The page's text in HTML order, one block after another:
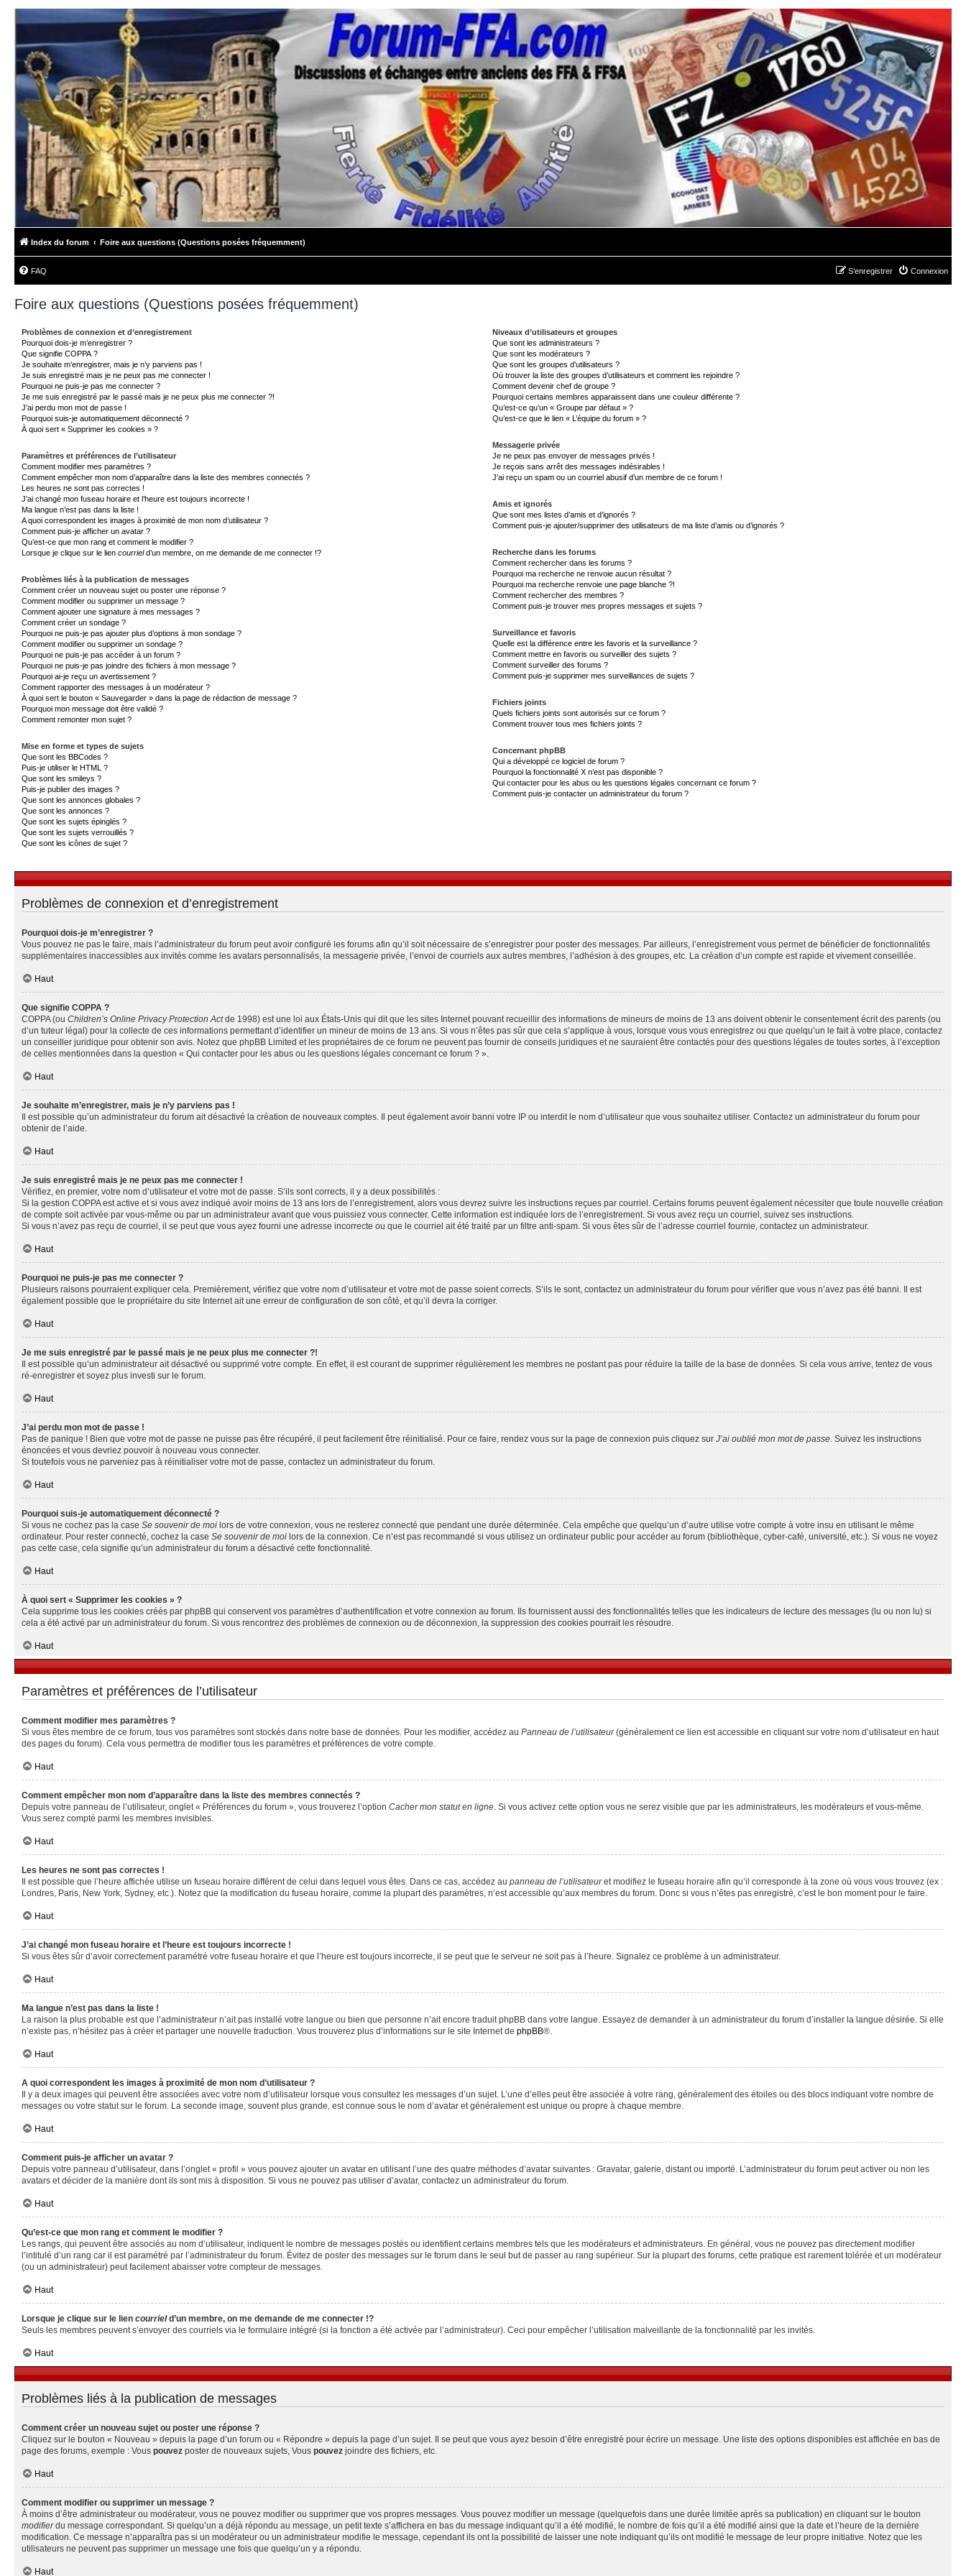
Index du forum Foire aux questions (Questions posées fréquemment)
FAQ Connexion
S’enregistrer
Foire aux questions (Questions posées fréquemment)
Problèmes de connexion et d’enregistrement
Pourquoi dois-je m’enregistrer ?
Que signifie COPPA ?
Je souhaite m’enregistrer, mais je n’y parviens pas !
Je suis enregistré mais je ne peux pas me connecter !
Pourquoi ne puis-je pas me connecter ?
Je me suis enregistré par le passé mais je ne peux plus me connecter ?!
J’ai perdu mon mot de passe !
Pourquoi suis-je automatiquement déconnecté ?
À quoi sert « Supprimer les cookies » ?
Paramètres et préférences de l’utilisateur
Comment modifier mes paramètres ?
Comment empêcher mon nom d’apparaître dans la liste des membres connectés ?
Les heures ne sont pas correctes !
J’ai changé mon fuseau horaire et l’heure est toujours incorrecte !
Ma langue n’est pas dans la liste !
A quoi correspondent les images à proximité de mon nom d’utilisateur ?
Comment puis-je afficher un avatar ?
Qu’est-ce que mon rang et comment le modifier ?
Lorsque je clique sur le lien courrield’un membre, on me demande de me connecter !?
Problèmes liés à la publication de messages
Comment créer un nouveau sujet ou poster une réponse ?
Comment modifier ou supprimer un message ?
Comment ajouter une signature à mes messages ?
Comment créer un sondage ?
Pourquoi ne puis-je pas ajouter plus d’options à mon sondage ?
Comment modifier ou supprimer un sondage ?
Pourquoi ne puis-je pas accéder à un forum ?
Pourquoi ne puis-je pas joindre des fichiers à mon message ?
Pourquoi ai-je reçu un avertissement ?
Comment rapporter des messages à un modérateur ?
À quoi sert le bouton « Sauvegarder » dans la page de rédaction de message ?
Pourquoi mon message doit être validé ?
Comment remonter mon sujet ?
Mise en forme et types de sujets
Que sont les BBCodes ?
Puis-je utiliser le HTML ?
Que sont les smileys ?
Puis-je publier des images ?
Que sont les annonces globales ?
Que sont les annonces ?
Que sont les sujets épinglés ?
Que sont les sujets verrouillés ?
Que sont les icônes de sujet ?
Niveaux d’utilisateurs et groupes
Que sont les administrateurs ?
Que sont les modérateurs ?
Que sont les groupes d’utilisateurs ?
Où trouver la liste des groupes d’utilisateurs et comment les rejoindre ?
Comment devenir chef de groupe ?
Pourquoi certains membres apparaissent dans une couleur différente ?
Qu’est-ce qu’un « Groupe par défaut » ?
Qu’est-ce que le lien « L’équipe du forum » ?
Messagerie privée
Je ne peux pas envoyer de messages privés !
Je reçois sans arrêt des messages indésirables !
J’ai reçu un spam ou un courriel abusif d’un membre de ce forum !
Amis et ignorés
Que sont mes listes d’amis et d’ignorés ?
Comment puis-je ajouter/supprimer des utilisateurs de ma liste d’amis ou d’ignorés ?
Recherche dans les forums
Comment rechercher dans les forums ?
Pourquoi ma recherche ne renvoie aucun résultat ?
Pourquoi ma recherche renvoie une page blanche ?!
Comment rechercher des membres ?
Comment puis-je trouver mes propres messages et sujets ?
Surveillance et favoris
Quelle est la différence entre les favoris et la surveillance ?
Comment mettre en favoris ou surveiller des sujets ?
Comment surveiller des forums ?
Comment puis-je supprimer mes surveillances de sujets ?
Fichiers joints
Quels fichiers joints sont autorisés sur ce forum ?
Comment trouver tous mes fichiers joints ?
Concernant phpBB
Qui a développé ce logiciel de forum ?
Pourquoi la fonctionnalité X n’est pas disponible ?
Qui contacter pour les abus ou les questions légales concernant ce forum ?
Comment puis-je contacter un administrateur du forum ?
Problèmes de connexion et d’enregistrement
Pourquoi dois-je m’enregistrer ?
Vous pouvez ne pas le faire, mais l’administrateur du forum peut avoir configuré les forums afin qu’il soit nécessaire de s’enregistrer pour poster des messages. Par ailleurs, l’enregistrement vous permet de bénéficier de fonctionnalités
supplémentaires inaccessibles aux invités comme les avatars personnalisés, la messagerie privée, l’envoi de courriels aux autres membres, l’adhésion à des groupes, etc. La création d’un compte est rapide et vivement conseillée.
Haut
Que signifie COPPA ?
COPPA (ou Children’s Online Privacy Protection Actde 1998) est une loi aux États-Unis qui dit que les sites Internet pouvant recueillir des informations de mineurs de moins de 13 ans doivent obtenir le consentement écrit des parents (ou
d’un tuteur légal) pour la collecte de ces informations permettant d’identifier un mineur de moins de 13 ans. Si vous n’êtes pas sûr que cela s’applique à vous, lorsque vous vous enregistrez ou que quelqu’un le fait à votre place, contactez
un conseiller juridique pour obtenir son avis. Notez que phpBB Limited et les propriétaires de ce forum ne peuvent pas fournir de conseils juridiques et ne sauraient être contactés pour des questions légales de toutes sortes, à l’exception
de celles mentionnées dans la question « Qui contacter pour les abus ou les questions légales concernant ce forum ? ».
Haut
Je souhaite m’enregistrer, mais je n’y parviens pas !
Il est possible qu’un administrateur du forum ait désactivé la création de nouveaux comptes. Il peut également avoir banni votre IP ou interdit le nom d’utilisateur que vous souhaitez utiliser. Contactez un administrateur du forum pour
obtenir de l’aide.
Haut
Je suis enregistré mais je ne peux pas me connecter !
Vérifiez, en premier, votre nom d’utilisateur et votre mot de passe. S’ils sont corrects, il y a deux possibilités :
Si la gestion COPPA est active et si vous avez indiqué avoir moins de 13 ans lors de l’enregistrement, alors vous devrez suivre les instructions reçues par courriel. Certains forums peuvent également nécessiter que toute nouvelle création
de compte soit activée par vous-même ou par un administrateur avant que vous puissiez vous connecter. Cette information est indiquée lors de l’enregistrement. Si vous avez reçu un courriel, suivez ses instructions.
Si vous n’avez pas reçu de courriel, il se peut que vous ayez fourni une adresse incorrecte ou que le courriel ait été traité par un filtre anti-spam. Si vous êtes sûr de l’adresse courriel fournie, contactez un administrateur.
Haut
Pourquoi ne puis-je pas me connecter ?
Plusieurs raisons pourraient expliquer cela. Premièrement, vérifiez que votre nom d’utilisateur et votre mot de passe soient corrects. S’ils le sont, contactez un administrateur du forum pour vérifier que vous n’avez pas été banni. Il est
également possible que le propriétaire du site Internet ait une erreur de configuration de son côté, et qu’il devra la corriger.
Haut
Je me suis enregistré par le passé mais je ne peux plus me connecter ?!
Il est possible qu’un administrateur ait désactivé ou supprimé votre compte. En effet, il est courant de supprimer régulièrement les membres ne postant pas pour réduire la taille de la base de données. Si cela vous arrive, tentez de vous
ré-enregistrer et soyez plus investi sur le forum.
Haut
J’ai perdu mon mot de passe !
Pas de panique ! Bien que votre mot de passe ne puisse pas être récupéré, il peut facilement être réinitialisé. Pour ce faire, rendez vous sur la page de connexion puis cliquez sur J’ai oublié mon mot de passe. Suivez les instructions
énoncées et vous devriez pouvoir à nouveau vous connecter.
Si toutefois vous ne parveniez pas à réinitialiser votre mot de passe, contactez un administrateur du forum.
Haut
Pourquoi suis-je automatiquement déconnecté ?
Si vous ne cochez pas la case Se souvenir de moi lors de votre connexion, vous ne resterez connecté que pendant une durée déterminée. Cela empêche que quelqu’un d’autre utilise votre compte à votre insu en utilisant le même
ordinateur. Pour rester connecté, cochez la case Se souvenir de moi lors de la connexion. Ce n’est pas recommandé si vous utilisez un ordinateur public pour accéder au forum (bibliothèque, cyber-café, université, etc.). Si vous ne voyez
pas cette case, cela signifie qu’un administrateur du forum a désactivé cette fonctionnalité.
Haut
À quoi sert « Supprimer les cookies » ?
Cela supprime tous les cookies créés par phpBB qui conservent vos paramètres d’authentification et votre connexion au forum. Ils fournissent aussi des fonctionnalités telles que les indicateurs de lecture des messages (lu ou non lu) si
cela a été activé par un administrateur du forum. Si vous rencontrez des problèmes de connexion ou de déconnexion, la suppression des cookies pourrait les résoudre.
Haut
Paramètres et préférences de l’utilisateur
Comment modifier mes paramètres ?
Si vous êtes membre de ce forum, tous vos paramètres sont stockés dans notre base de données. Pour les modifier, accédez au Panneau de l’utilisateur(généralement ce lien est accessible en cliquant sur votre nom d’utilisateur en haut
des pages du forum). Cela vous permettra de modifier tous les paramètres et préférences de votre compte.
Haut
Comment empêcher mon nom d’apparaître dans la liste des membres connectés ?
Depuis votre panneau de l’utilisateur, onglet « Préférences du forum », vous trouverez l’option Cacher mon statut en ligne. Si vous activez cette option vous ne serez visible que par les administrateurs, les modérateurs et vous-même.
Vous serez compté parmi les membres invisibles.
Haut
Les heures ne sont pas correctes !
Il est possible que l’heure affichée utilise un fuseau horaire différent de celui dans lequel vous êtes. Dans ce cas, accédez au panneau de l’utilisateuret modifiez le fuseau horaire afin qu’il corresponde à la zone où vous vous trouvez (ex :
Londres, Paris, New York, Sydney, etc.). Notez que la modification du fuseau horaire, comme la plupart des paramètres, n’est accessible qu’aux membres du forum. Donc si vous n’êtes pas enregistré, c’est le bon moment pour le faire.
Haut
J’ai changé mon fuseau horaire et l’heure est toujours incorrecte !
Si vous êtes sûr d’avoir correctement paramétré votre fuseau horaire et que l’heure est toujours incorrecte, il se peut que le serveur ne soit pas à l’heure. Signalez ce problème à un administrateur.
Haut
Ma langue n’est pas dans la liste !
La raison la plus probable est que l’administrateur n’ait pas installé votre langue ou bien que personne n’ait encore traduit phpBB dans votre langue. Essayez de demander à un administrateur du forum d’installer la langue désirée. Si elle
n’existe pas, n’hésitez pas à créer et partager une nouvelle traduction. Vous trouverez plus d’informations sur le site Internet de phpBB®.
Haut
A quoi correspondent les images à proximité de mon nom d’utilisateur ?
Il y a deux images qui peuvent être associées avec votre nom d’utilisateur lorsque vous consultez les messages d’un sujet. L’une d’elles peut être associée à votre rang, généralement des étoiles ou des blocs indiquant votre nombre de
messages ou votre statut sur le forum. La seconde image, souvent plus grande, est connue sous le nom d’avatar et généralement est unique ou propre à chaque membre.
Haut
Comment puis-je afficher un avatar ?
Depuis votre panneau d’utilisateur, dans l’onglet « profil » vous pouvez ajouter un avatar en utilisant l’une des quatre méthodes d’avatar suivantes : Gravatar, galerie, distant ou importé. L’administrateur du forum peut activer ou non les
avatars et décider de la manière dont ils sont mis à disposition. Si vous ne pouvez pas utiliser d’avatar, contactez un administrateur du forum.
Haut
Qu’est-ce que mon rang et comment le modifier ?
Les rangs, qui peuvent être associés au nom d’utilisateur, indiquent le nombre de messages postés ou identifient certains membres tels que les modérateurs et administrateurs. En général, vous ne pouvez pas directement modifier
l’intitulé d’un rang car il est paramétré par l’administrateur du forum. Évitez de poster des messages sur le forum dans le seul but de passer au rang supérieur. Sur la plupart des forums, cette pratique est rarement tolérée et un modérateur
(ou un administrateur) peut facilement abaisser votre compteur de messages.
Haut
Lorsque je clique sur le lien courrield’un membre, on me demande de me connecter !?
Seuls les membres peuvent s’envoyer des courriels via le formulaire intégré (si la fonction a été activée par l’administrateur). Ceci pour empêcher l’utilisation malveillante de la fonctionnalité par les invités.
Haut
Problèmes liés à la publication de messages
Comment créer un nouveau sujet ou poster une réponse ?
Cliquez sur le bouton « Nouveau » depuis la page d’un forum ou « Répondre » depuis la page d’un sujet. Il se peut que vous ayez besoin d’être enregistré pour écrire un message. Une liste des options disponibles est affichée en bas de
page des forums, exemple : Vous pouvez poster de nouveaux sujets, Vous pouvez joindre des fichiers, etc.
Haut
Comment modifier ou supprimer un message ?
À moins d’être administrateur ou modérateur, vous ne pouvez modifier ou supprimer que vos propres messages. Vous pouvez modifier un message (quelquefois dans une durée limitée après sa publication) en cliquant sur le bouton
modifierdu message correspondant. Si quelqu’un a déjà répondu au message, un petit texte s’affichera en bas du message indiquant qu’il a été modifié, le nombre de fois qu’il a été modifié ainsi que la date et l’heure de la dernière
modification. Ce message n’apparaîtra pas si un modérateur ou un administrateur modifie le message, cependant ils ont la possibilité de laisser une note indiquant qu’ils ont modifié le message de leur propre initiative. Notez que les
utilisateurs ne peuvent pas supprimer un message une fois que quelqu’un y a répondu.
Haut